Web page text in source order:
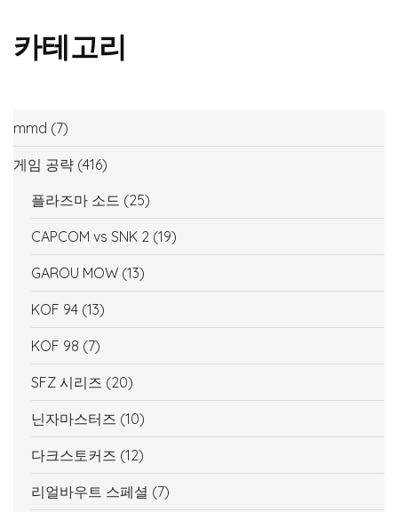
카테고리
mmd (7)
게임 공략 (416)
플라즈마 소드 (25)
CAPCOM vs SNK 2 (19)
GAROU MOW (13)
KOF 94 (13)
KOF 98 (7)
SFZ 시리즈 (20)
닌자마스터즈 (10)
다크스토커즈 (12)
리얼바우트 스페셜 (7)